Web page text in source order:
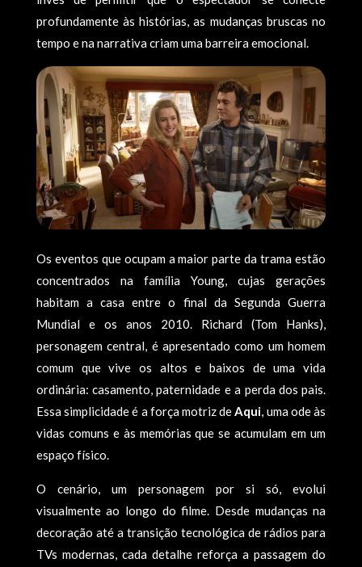
profundamente às histórias, as mudanças bruscas no
tempo e na narrativa criam uma barreira emocional.
Os eventos que ocupam a maior parte da trama estão
concentrados na família Young, cujas gerações
habitam a casa entre o final da Segunda Guerra
Mundial e os anos 2010. Richard (Tom Hanks),
personagem central, é apresentado como um homem
comum que vive os altos e baixos de uma vida
ordinária: casamento, paternidade e a perda dos pais.
Essa simplicidade é a força motriz de Aqui , uma ode às
vidas comuns e às memórias que se acumulam em um
espaço físico.
O cenário, um personagem por si só, evolui
visualmente ao longo do filme. Desde mudanças na
decoração até a transição tecnológica de rádios para
TVs modernas, cada detalhe reforça a passagem do